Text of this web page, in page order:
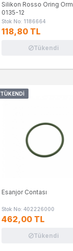
Silikon Rosso Oring Orm
0135-12
Stok No: 1186664
118,80 TL
Tükendi
TÜKENDI
Esanjor Contası
Stok No: 402226000
462,00 TL
Tükendi